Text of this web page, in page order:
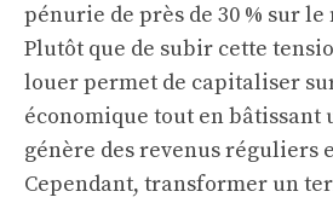
pénurie de près de 30 % sur
Plutôt que de subir cette
louer permet de capitaliser
économique tout en
génère des revenus réguliers
Cependant, transformer un